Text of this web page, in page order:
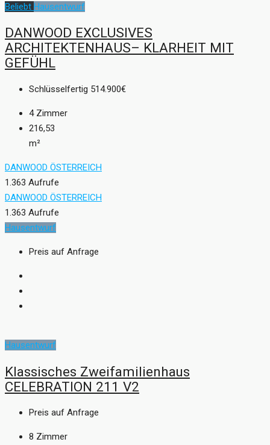
Beliebt Hausentwurf
DANWOOD EXCLUSIVES
ARCHITEKTENHAUS– KLARHEIT MIT
GEFÜHL
Schlüsselfertig 514.900€
4 Zimmer
216,53
m²
DANWOOD ÖSTERREICH
1.363 Aufrufe
DANWOOD ÖSTERREICH
1.363 Aufrufe
Hausentwurf
Preis auf Anfrage
Hausentwurf
Klassisches Zweifamilienhaus
CELEBRATION 211 V2
Preis auf Anfrage
8 Zimmer